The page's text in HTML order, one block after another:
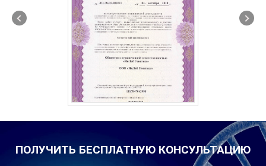
ПОЛУЧИТЬ БЕСПЛАТНУЮ КОНСУЛЬТАЦИЮ